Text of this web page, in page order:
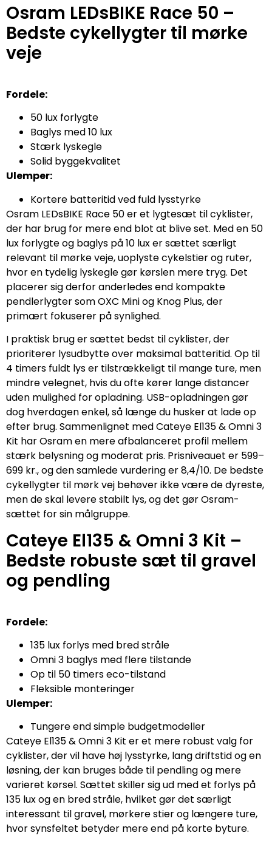
Osram LEDsBIKE Race 50 –
Bedste cykellygter til mørke
veje
Fordele:
50 lux forlygte
Baglys med 10 lux
Stærk lyskegle
Solid byggekvalitet
Ulemper:
Kortere batteritid ved fuld lysstyrke
Osram LEDsBIKE Race 50 er et lygtesæt til cyklister,
der har brug for mere end blot at blive set. Med en 50
lux forlygte og baglys på 10 lux er sættet særligt
relevant til mørke veje, uoplyste cykelstier og ruter,
hvor en tydelig lyskegle gør kørslen mere tryg. Det
placerer sig derfor anderledes end kompakte
pendlerlygter som OXC Mini og Knog Plus, der
primært fokuserer på synlighed.
I praktisk brug er sættet bedst til cyklister, der
prioriterer lysudbytte over maksimal batteritid. Op til
4 timers fuldt lys er tilstrækkeligt til mange ture, men
mindre velegnet, hvis du ofte kører lange distancer
uden mulighed for opladning. USB-opladningen gør
dog hverdagen enkel, så længe du husker at lade op
efter brug. Sammenlignet med Cateye El135 & Omni 3
Kit har Osram en mere afbalanceret profil mellem
stærk belysning og moderat pris. Prisniveauet er 599–
699 kr., og den samlede vurdering er 8,4/10. De bedste
cykellygter til mørk vej behøver ikke være de dyreste,
men de skal levere stabilt lys, og det gør Osram-
sættet for sin målgruppe.
Cateye El135 & Omni 3 Kit –
Bedste robuste sæt til gravel
og pendling
Fordele:
135 lux forlys med bred stråle
Omni 3 baglys med flere tilstande
Op til 50 timers eco-tilstand
Fleksible monteringer
Ulemper:
Tungere end simple budgetmodeller
Cateye El135 & Omni 3 Kit er et mere robust valg for
cyklister, der vil have høj lysstyrke, lang driftstid og en
løsning, der kan bruges både til pendling og mere
varieret kørsel. Sættet skiller sig ud med et forlys på
135 lux og en bred stråle, hvilket gør det særligt
interessant til gravel, mørkere stier og længere ture,
hvor synsfeltet betyder mere end på korte byture.